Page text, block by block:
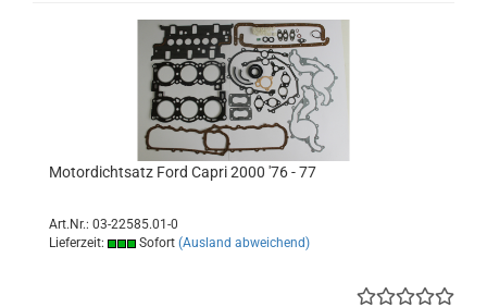
Motordichtsatz Ford Capri 2000 '76 - 77
Art.Nr.: 03-22585.01-0
Lieferzeit:
Sofort (Ausland abweichend)